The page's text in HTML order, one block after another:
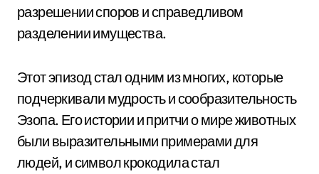
разрешении споров и справедливом
разделении имущества.
Этот эпизод стал одним из многих, которые
подчеркивали мудрость и сообразительность
Эзопа. Его истории и притчи о мире животных
были выразительными примерами для
людей, и символ крокодила стал